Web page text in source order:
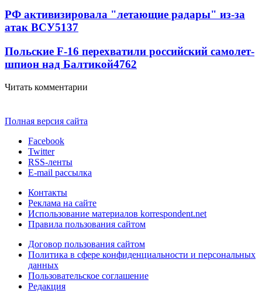
РФ активизировала "летающие радары" из-за
атак ВСУ5137
Польские F-16 перехватили российский самолет-
шпион над Балтикой4762
Читать комментарии
Полная версия сайта
Facebook
Twitter
RSS-ленты
E-mail рассылка
Контакты
Реклама на сайте
Использование материалов korrespondent.net
Правила пользования сайтом
Договор пользования сайтом
Политика в сфере конфиденциальности и персональных
данных
Пользовательское соглашение
Редакция